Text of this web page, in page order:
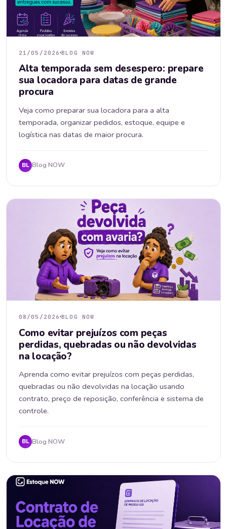
21/05/2026 BLOG NOW
Alta temporada sem desespero: prepare
sua locadora para datas de grande
procura
Veja como preparar sua locadora para a alta
temporada, organizar pedidos, estoque, equipe e
logística nas datas de maior procura.
BL Blog NOW
08/05/2026 BLOG NOW
Como evitar prejuízos com peças
perdidas, quebradas ou não devolvidas
na locação?
Aprenda como evitar prejuízos com peças perdidas,
quebradas ou não devolvidas na locação usando
contrato, preço de reposição, conferência e sistema de
controle.
BL Blog NOW